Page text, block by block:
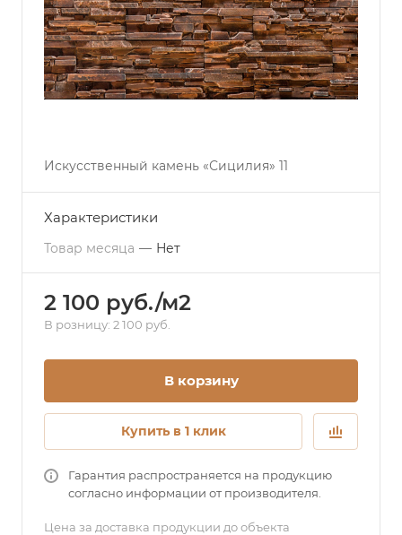
Искусственный камень «Сицилия» 11
Характеристики
Товар месяца — Нет
2 100 руб./м2
В розницу: 2 100 руб.
В корзину
Купить в 1 клик
Гарантия распространяется на продукцию
согласно информации от производителя.
Цена за доставка продукции до объекта